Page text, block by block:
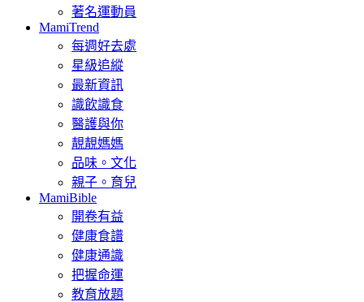
著名運動員
MamiTrend
每週好去處
星級追縱
最新資訊
識飲識食
醫護與你
靚靚媽媽
品味。文化
親子。育兒
MamiBible
開卷有益
健康食譜
健康通識
把握命運
教育放題